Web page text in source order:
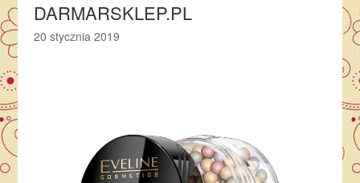
DARMARSKLEP.PL
20 stycznia 2019